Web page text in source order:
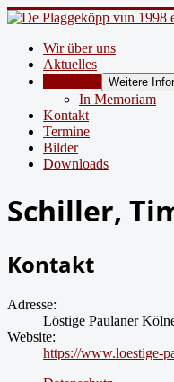
Wir über uns
Aktuelles
Weitere
In Memoriam
Kontakt
Termine
Bilder
Downloads
Schiller,
Kontakt
Adresse:
Löstige Paulaner
Website:
https://www.loestige-